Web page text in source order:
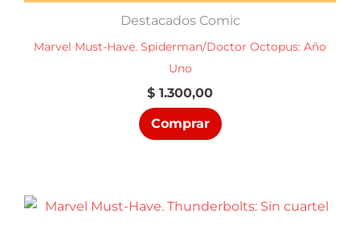
Destacados Comic
Marvel Must-Have. Spiderman/Doctor Octopus: Año
Uno
$ 1.300,00
Comprar